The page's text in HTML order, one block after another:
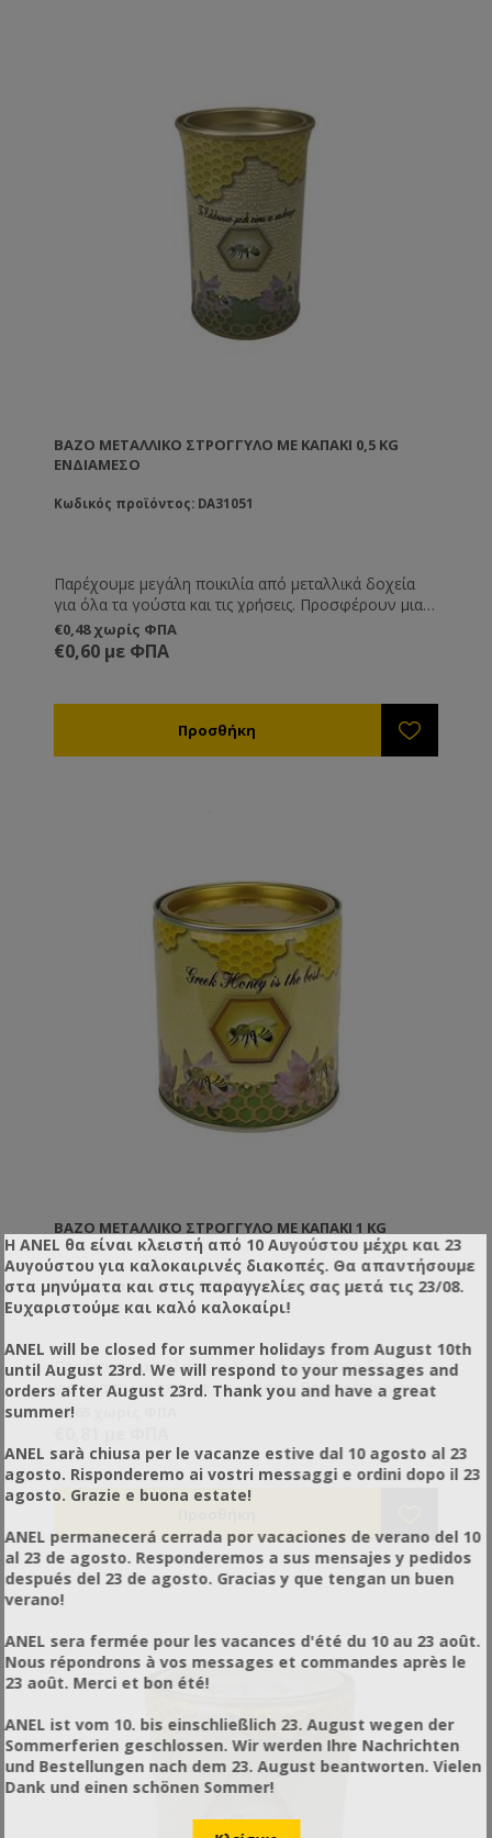
ΒΆΖΟ ΜΕΤΑΛΛΙΚΌ ΣΤΡΟΓΓΥΛΌ ΜΕ ΚΑΠΆΚΙ 0,5 KG
ΕΝΔΙΆΜΕΣΟ
Κωδικός προϊόντος: DA31051
Παρέχουμε μεγάλη ποικιλία από μεταλλικά δοχεία
για όλα τα γούστα και τις χρήσεις. Προσφέρουν μια
διαφορετική και καλόγουστη παρουσίαση του
προϊόντος σας και είναι ιδανική λύση όταν θέλετε να
μεταφέρετε ή να στείλετε το μέλι, καθώς δεν
€0,48 χωρίς ΦΠΑ
€0,60 με ΦΠΑ
ΒΆΖΟ ΜΕΤΑΛΛΙΚΌ ΣΤΡΟΓΓΥΛΌ ΜΕ ΚΑΠΆΚΙ 1 KG
Κωδικός προϊόντος: DA31000
Παρέχουμε μεγάλη ποικιλία από μεταλλικά δοχεία
για όλα τα γούστα και τις χρήσεις. Προσφέρουν μια
διαφορετική και καλόγουστη παρουσίαση του
μεταφέρετε ή να στείλετε το μέλι, καθώς δεν
κινδυνεύουν από θραύση όπως τα γυάλινα.
€0,65 χωρίς ΦΠΑ
Η ANEL θα είναι κλειστή από 10 Αυγούστου μέχρι και 23
Αυγούστου για καλοκαιρινές διακοπές. Θα απαντήσουμε
στα μηνύματα και στις παραγγελίες σας μετά τις 23/08.
Ευχαριστούμε και καλό καλοκαίρι!
ANEL will be closed for summer holidays from August 10th
until August 23rd. We will respond to your messages and
orders after August 23rd. Thank you and have a great
summer!
ANEL sarà chiusa per le vacanze estive dal 10 agosto al 23
agosto. Risponderemo ai vostri messaggi e ordini dopo il 23
agosto. Grazie e buona estate!
ANEL permanecerá cerrada por vacaciones de verano del 10
al 23 de agosto. Responderemos a sus mensajes y pedidos
después del 23 de agosto. Gracias y que tengan un buen
verano!
ANEL sera fermée pour les vacances d'été du 10 au 23 août.
Nous répondrons à vos messages et commandes après le
23 août. Merci et bon été!
ANEL ist vom 10. bis einschließlich 23. August wegen der
Sommerferien geschlossen. Wir werden Ihre Nachrichten
und Bestellungen nach dem 23. August beantworten. Vielen
Dank und einen schönen Sommer!